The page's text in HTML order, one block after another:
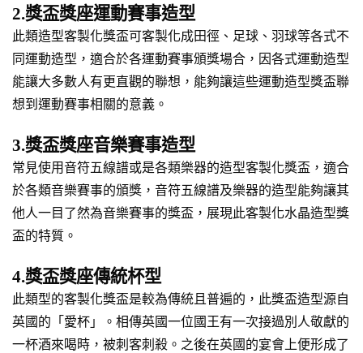
2.獎盃獎座運動賽事造型
此類造型客製化獎盃可客製化成田徑、足球、羽球等各式不
同運動造型，適合於各運動賽事頒獎場合，因各式運動造型
能讓大多數人有更直觀的聯想，能夠讓這些運動造型獎盃聯
想到運動賽事相關的意義。
3.獎盃獎座音樂賽事造型
常見使用音符五線譜或是各類樂器的造型客製化獎盃，適合
於各類音樂賽事的頒獎，音符五線譜及樂器的造型能夠讓其
他人一目了然為音樂賽事的獎盃，展現此客製化水晶造型獎
盃的特質。
4.獎盃獎座傳統杯型
此類型的客製化獎盃是較為傳統且普遍的，此獎盃造型源自
英國的「愛杯」。相傳英國一位國王有一次接過別人敬獻的
一杯酒來喝時，被刺客刺殺。之後在英國的宴會上便形成了